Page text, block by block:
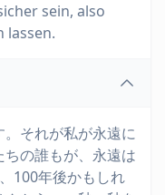
sein, also
lassen.
それが私が永遠に
の誰もが、永遠は
100年後かもしれ